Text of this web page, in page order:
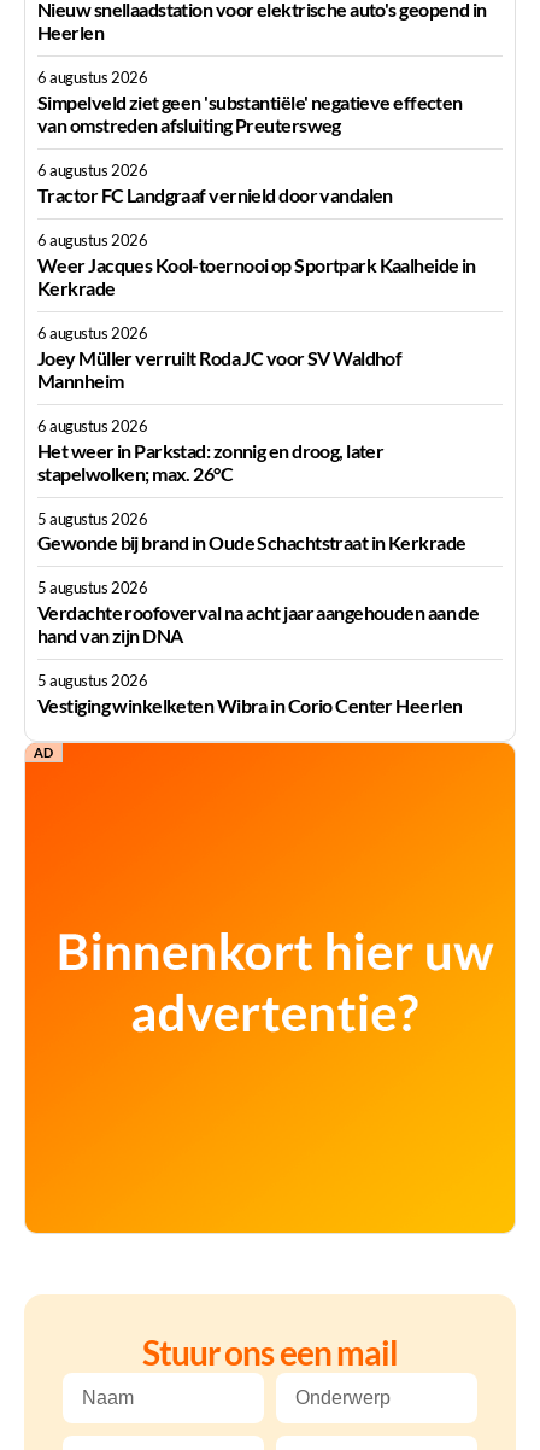
Nieuw snellaadstation voor elektrische auto's geopend in
Heerlen
6 augustus 2026
Simpelveld ziet geen 'substantiële' negatieve effecten
van omstreden afsluiting Preutersweg
6 augustus 2026
Tractor FC Landgraaf vernield door vandalen
6 augustus 2026
Weer Jacques Kool-toernooi op Sportpark Kaalheide in
Kerkrade
6 augustus 2026
Joey Müller verruilt Roda JC voor SV Waldhof
Mannheim
6 augustus 2026
Het weer in Parkstad: zonnig en droog, later
stapelwolken; max. 26°C
5 augustus 2026
Gewonde bij brand in Oude Schachtstraat in Kerkrade
5 augustus 2026
Verdachte roofoverval na acht jaar aangehouden aan de
hand van zijn DNA
5 augustus 2026
Vestiging winkelketen Wibra in Corio Center Heerlen
AD
Stuur ons een mail